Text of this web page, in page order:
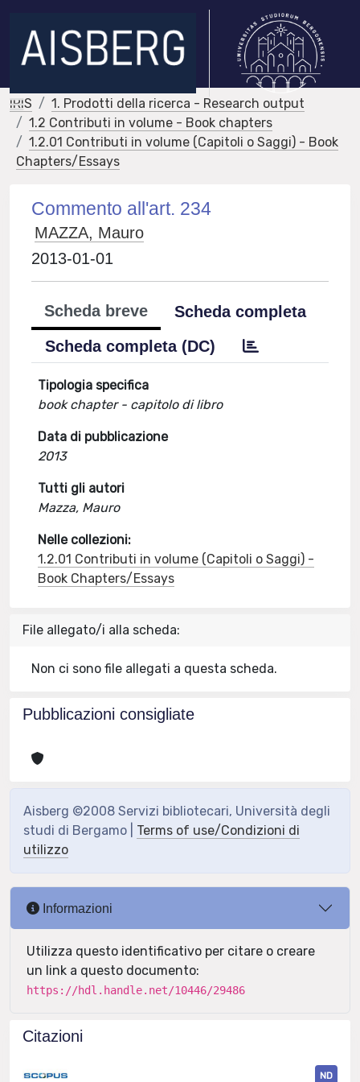
IRIS
1. Prodotti della ricerca - Research output
1.2 Contributi in volume - Book chapters
1.2.01 Contributi in volume (Capitoli o Saggi) - Book
Chapters/Essays
Commento all'art. 234
MAZZA, Mauro
2013-01-01
Scheda breve
Scheda completa
Scheda completa (DC)
Tipologia specifica
book chapter - capitolo di libro
Data di pubblicazione
2013
Tutti gli autori
Mazza, Mauro
Nelle collezioni:
1.2.01 Contributi in volume (Capitoli o Saggi) -
Book Chapters/Essays
File allegato/i alla scheda:
Non ci sono file allegati a questa scheda.
Pubblicazioni consigliate
Aisberg ©2008 Servizi bibliotecari, Università degli
studi di Bergamo | Terms of use/Condizioni di
utilizzo
Informazioni
Utilizza questo identificativo per citare o creare
un link a questo documento:
https://hdl.handle.net/10446/29486
Citazioni
ND